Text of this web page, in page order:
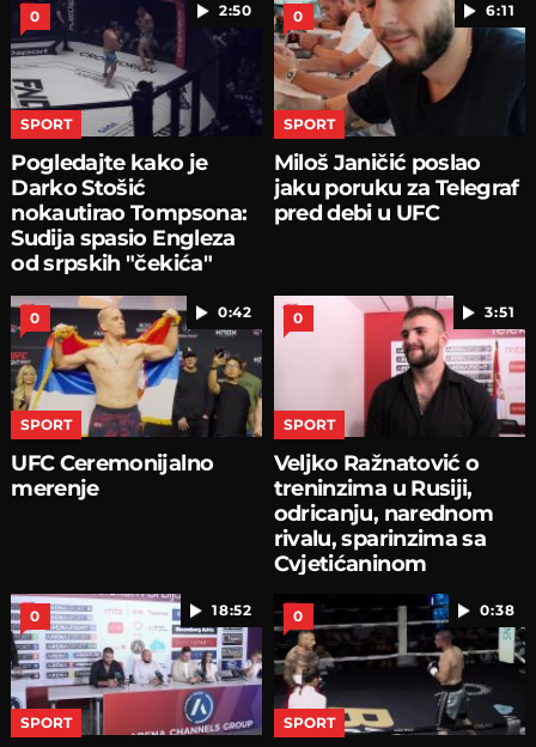
2:50
0
SPORT
Pogledajte kako je
Darko Stošić
nokautirao Tompsona:
Sudija spasio Engleza
od srpskih "čekića"
6:11
0
SPORT
Miloš Janičić poslao
jaku poruku za Telegraf
pred debi u UFC
0:42
0
SPORT
UFC Ceremonijalno
merenje
3:51
0
SPORT
Veljko Ražnatović o
treninzima u Rusiji,
odricanju, narednom
rivalu, sparinzima sa
Cvjetićaninom
18:52
0
SPORT
0:38
0
SPORT